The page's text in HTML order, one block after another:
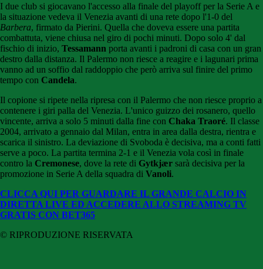
I due club si giocavano l'accesso alla finale del playoff per la Serie A e
la situazione vedeva il Venezia avanti di una rete dopo l'1-0 del
Barbera, firmato da Pierini. Quella che doveva essere una partita
combattuta, viene chiusa nel giro di pochi minuti. Dopo solo 4' dal
fischio di inizio, Tessamann porta avanti i padroni di casa con un gran
destro dalla distanza. Il Palermo non riesce a reagire e i lagunari prima
vanno ad un soffio dal raddoppio che però arriva sul finire del primo
tempo con Candela.
Il copione si ripete nella ripresa con il Palermo che non riesce proprio a
contenere i giri palla del Venezia. L'unico guizzo dei rosanero, quello
vincente, arriva a solo 5 minuti dalla fine con Chaka Traoré. Il classe
2004, arrivato a gennaio dal Milan, entra in area dalla destra, rientra e
scarica il sinistro. La deviazione di Svoboda è decisiva, ma a conti fatti
serve a poco. La partita termina 2-1 e il Venezia vola così in finale
contro la Cremonese, dove la rete di Gytkjær sarà decisiva per la
promozione in Serie A della squadra di Vanoli.
CLICCA QUI PER GUARDARE IL GRANDE CALCIO IN
DIRETTA LIVE ED ACCEDERE ALLO STREAMING TV
GRATIS CON BET365
© RIPRODUZIONE RISERVATA